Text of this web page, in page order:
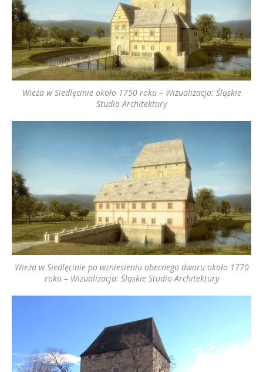
Wieża w Siedlęcinie około 1750 roku – Wizualizacja: Śląskie
Studio Architektury
Wieża w Siedlęcinie po wzniesieniu obecnego dworu około 1770
roku – Wizualizacja: Śląskie Studio Architektury